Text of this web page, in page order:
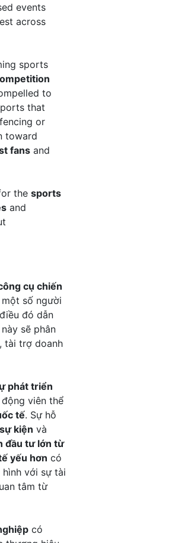
events
across
sports
to
that
or
toward
fans and
the sports
and
cụ chiến
số người
đó dẫn
sẽ phân
, tài trợ doanh
phát triển
viên thể
tế. Sự hỗ
kiện và
đầu tư lớn từ
yếu hơn có
với sự tài
tâm từ
có